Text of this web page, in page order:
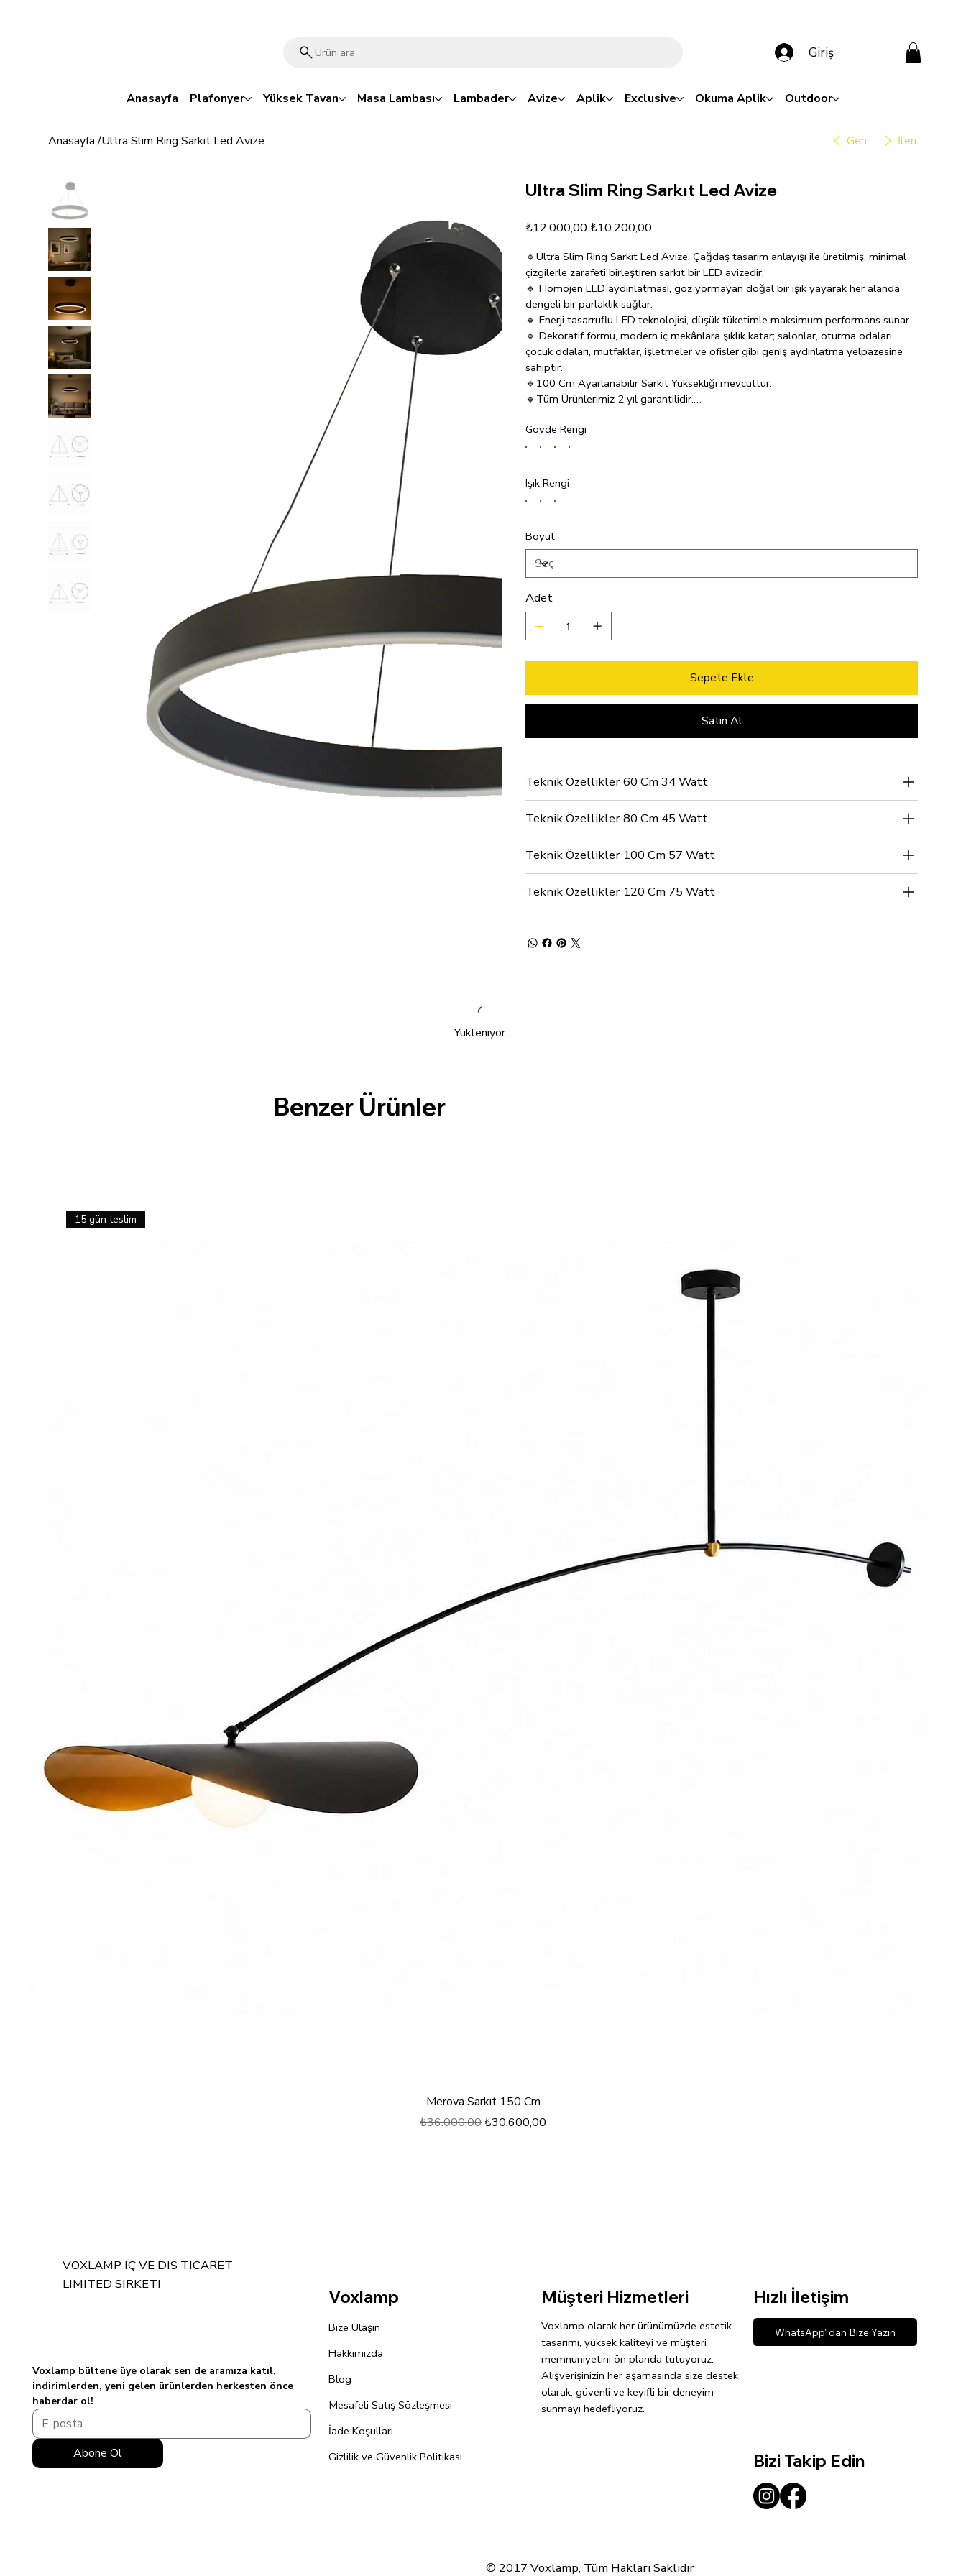
Giriş
Anasayfa Plafonyer Yüksek Tavan Masa Lambası Lambader Avize Aplik Exclusive Okuma Aplik Outdoor
Anasayfa /Ultra Slim Ring Sarkıt Led Avize Geri İleri
Ultra Slim Ring Sarkıt Led Avize
Orijinal
fiyat
₺12.000,00
İndirimli
fiyat
₺10.200,00
🔹Ultra Slim Ring Sarkıt Led Avize, Çağdaş tasarım anlayışı ile üretilmiş, minimal
çizgilerle zarafeti birleştiren sarkıt bir LED avizedir.
🔹 Homojen LED aydınlatması, göz yormayan doğal bir ışık yayarak her alanda
dengeli bir parlaklık sağlar.
🔹 Enerji tasarruflu LED teknolojisi, düşük tüketimle maksimum performans sunar.
🔹 Dekoratif formu, modern iç mekânlara şıklık katar; salonlar, oturma odaları,
çocuk odaları, mutfaklar, işletmeler ve ofisler gibi geniş aydınlatma yelpazesine
sahiptir.
🔹100 Cm Ayarlanabilir Sarkıt Yüksekliği mevcuttur.
🔹Tüm Ürünlerimiz 2 yıl garantilidir.
🔹LED teknolojisinden aldığı enerji tasarrufu gücü sayesinde, günlük 8 saatlik
normal kullanımda 10 yıldan uzun kullanım ömrüyle hayatınızı ve
Gövde Rengi
Işık Rengi
Boyut
Adet
Sepete Ekle
Satın Al
Teknik Özellikler 60 Cm 34 Watt
Teknik Özellikler 80 Cm 45 Watt
Teknik Özellikler 100 Cm 57 Watt
Teknik Özellikler 120 Cm 75 Watt
Yükleniyor...
Benzer Ürünler
Hızlı Bakış
15 gün teslim
Merova Sarkıt 150 Cm
Normal Fiyat
₺36.000,00 İndirimli Fiyat
₺30.600,00
VOXLAMP IÇ VE DIS TICARET
LIMITED SIRKETI
Voxlamp
Bize Ulaşın
Hakkımızda
Blog
Mesafeli Satış Sözleşmesi
İade Koşulları
Gizlilik ve Güvenlik Politikası
Müşteri Hizmetleri
Voxlamp olarak her ürünümüzde estetik
tasarımı, yüksek kaliteyi ve müşteri
memnuniyetini ön planda tutuyoruz.
Alışverişinizin her aşamasında size destek
olarak, güvenli ve keyifli bir deneyim
sunmayı hedefliyoruz.
Hızlı İletişim
WhatsApp' dan Bize Yazın
Bizi Takip Edin
Voxlamp bültene üye olarak sen de aramıza katıl,
indirimlerden, yeni gelen ürünlerden herkesten önce
haberdar ol!
Abone Ol
© 2017 Voxlamp, Tüm Hakları Saklıdır